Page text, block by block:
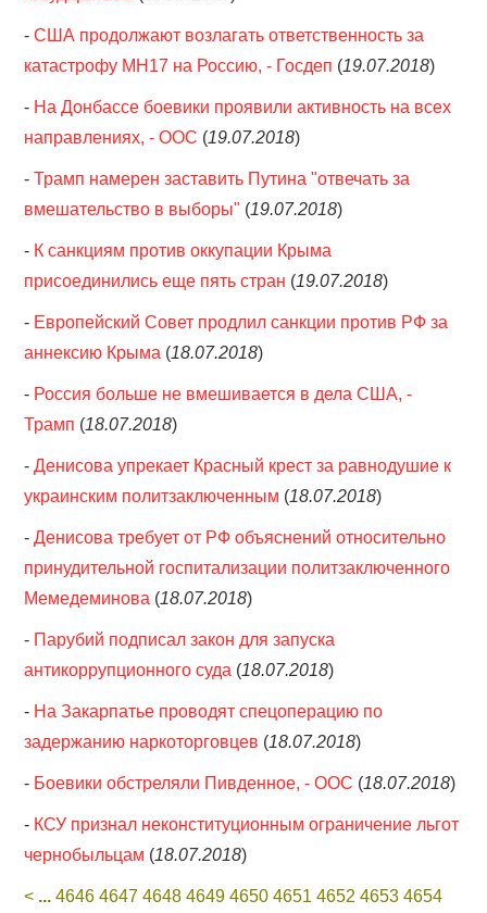
-США продолжают возлагать ответственность за
катастрофу MH17 на Россию, - Госдеп (19.07.2018)
- На Донбассе боевики проявили активность на всех
направлениях, - ООС (19.07.2018)
-Трамп намерен заставить Путина "отвечать за
вмешательство в выборы" (19.07.2018)
- К санкциям против оккупации Крыма
присоединились еще пять стран (19.07.2018)
- Европейский Совет продлил санкции против РФ за
аннексию Крыма (18.07.2018)
- Россия больше не вмешивается в дела США, -
Трамп (18.07.2018)
-Денисова упрекает Красный крест за равнодушие к
украинским политзаключенным (18.07.2018)
-Денисова требует от РФ объяснений относительно
принудительной госпитализации политзаключенного
Мемедеминова (18.07.2018)
- Парубий подписал закон для запуска
антикоррупционного суда (18.07.2018)
- На Закарпатье проводят спецоперацию по
задержанию наркоторговцев (18.07.2018)
- Боевики обстреляли Пивденное, - ООС (18.07.2018)
- КСУ признал неконституционным ограничение льгот
чернобыльцам (18.07.2018)
< ... 4646 4647 4648 4649 4650 4651 4652 4653 4654